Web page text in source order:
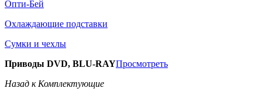
Опти-Бей
Охлаждающие подставки
Сумки и чехлы
Приводы DVD, BLU-RAYПросмотреть
Назад к Комплектующие